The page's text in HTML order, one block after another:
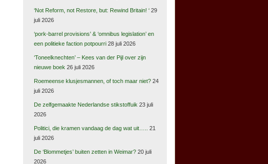
‘Not Reform, not Restore, but: Rewind Britain! ‘ 29
juli 2026
‘pork-barrel provisions’ & ‘omnibus legislation’ en
een politieke faction potpourri 28 juli 2026
‘Toneelknechten’ – Kees van der Pijl over zijn
nieuwe boek 26 juli 2026
Roemeense klusjesmannen, of toch maar niet? 24
juli 2026
De zelfgemaakte Nederlandse stikstoffuik 23 juli
2026
Politici, die kramen vandaag de dag wat uit…..
21
juli 2026
De ‘Blommetjes’ buiten zetten in Weimar? 20 juli
2026